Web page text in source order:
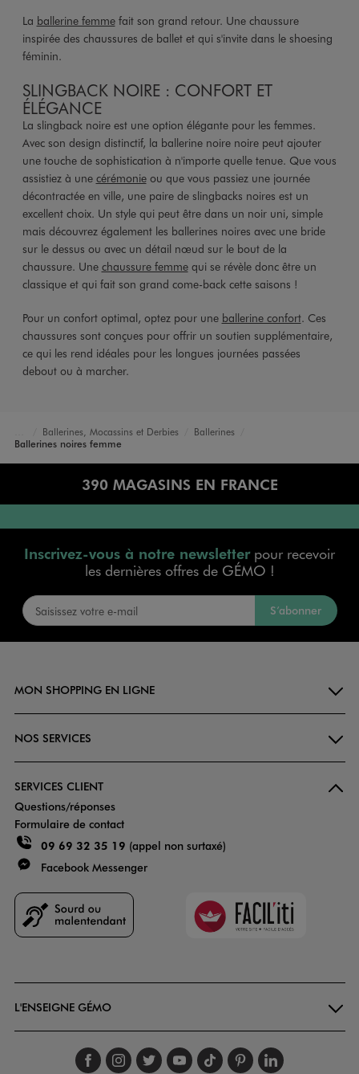
La ballerine femmefait son grand retour. Une chaussure
inspirée des chaussures de ballet et qui s'invite dans le shoesing
féminin.
SLINGBACK NOIRE : CONFORT ET
ÉLÉGANCE
La slingback noire est une option élégante pour les femmes.
Avec son design distinctif, la ballerine noire noire peut ajouter
une touche de sophistication à n'importe quelle tenue. Que vous
assistiez à une cérémonieou que vous passiez une journée
décontractée en ville, une paire de slingbacks noires est un
excellent choix. Un style qui peut être dans un noir uni, simple
mais découvrez également les ballerines noires avec une bride
sur le dessus ou avec un détail nœud sur le bout de la
chaussure. Une chaussure femmequi se révèle donc être un
classique et qui fait son grand come-back cette saisons !
Pour un confort optimal, optez pour une ballerine confort. Ces
chaussures sont conçues pour offrir un soutien supplémentaire,
ce qui les rend idéales pour les longues journées passées
debout ou à marcher.
Accueil
Femme
Chaussures
Ballerines, Mocassins et Derbies
Ballerines
Ballerines noires femme
390 MAGASINS EN FRANCE
Inscrivez-vous à notre newsletterpour recevoir
les dernières offres de GÉMO !
S’abonner
MON SHOPPING EN LIGNE
NOS SERVICES
SERVICES CLIENT
Questions/réponses
Formulaire de contact
09 69 32 35 19 (appel non surtaxé)
Facebook Messenger
Faciliti
L'ENSEIGNE GÉMO